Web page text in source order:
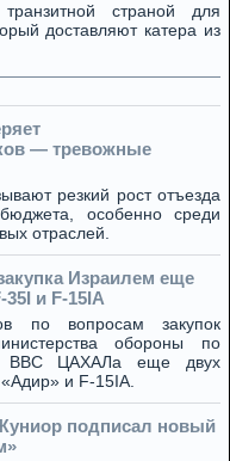
страной для
доставляют катера из
— тревожные
резкий рост отъезда
особенно среди
отраслей.
Израилем еще
и F-15IA
по вопросам закупок
обороны по
ВВС ЦАХАЛа еще двух
и F-15IA.
подписал новый